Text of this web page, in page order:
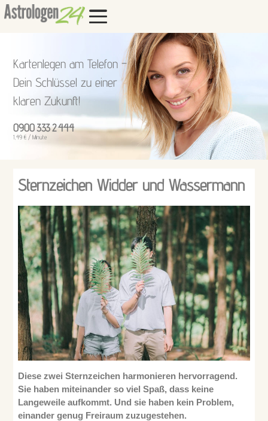
Kartenlegen am Telefon –
Dein Schlüssel zu einer
klaren Zukunft!
0900 333 2 444
1,49 € / Minute
Sternzeichen Widder und Wassermann
Diese zwei Sternzeichen harmonieren hervorragend.
Sie haben miteinander so viel Spaß, dass keine
Langeweile aufkommt. Und sie haben kein Problem,
einander genug Freiraum zuzugestehen.